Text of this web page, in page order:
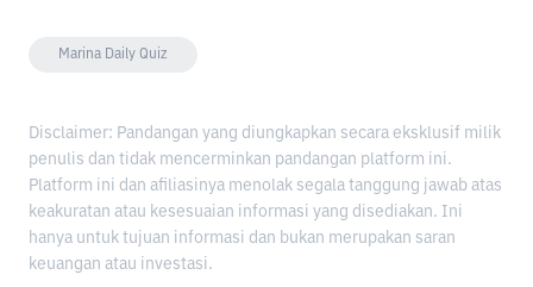
Marina Daily Quiz
Disclaimer: Pandangan yang diungkapkan secara eksklusif milik
penulis dan tidak mencerminkan pandangan platform ini.
Platform ini dan afiliasinya menolak segala tanggung jawab atas
keakuratan atau kesesuaian informasi yang disediakan. Ini
hanya untuk tujuan informasi dan bukan merupakan saran
keuangan atau investasi.